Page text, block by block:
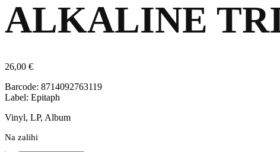
ALKALINE
26,00 €
Barcode: 8714092763119
Label: Epitaph
Vinyl, LP, Album
Na zalihi